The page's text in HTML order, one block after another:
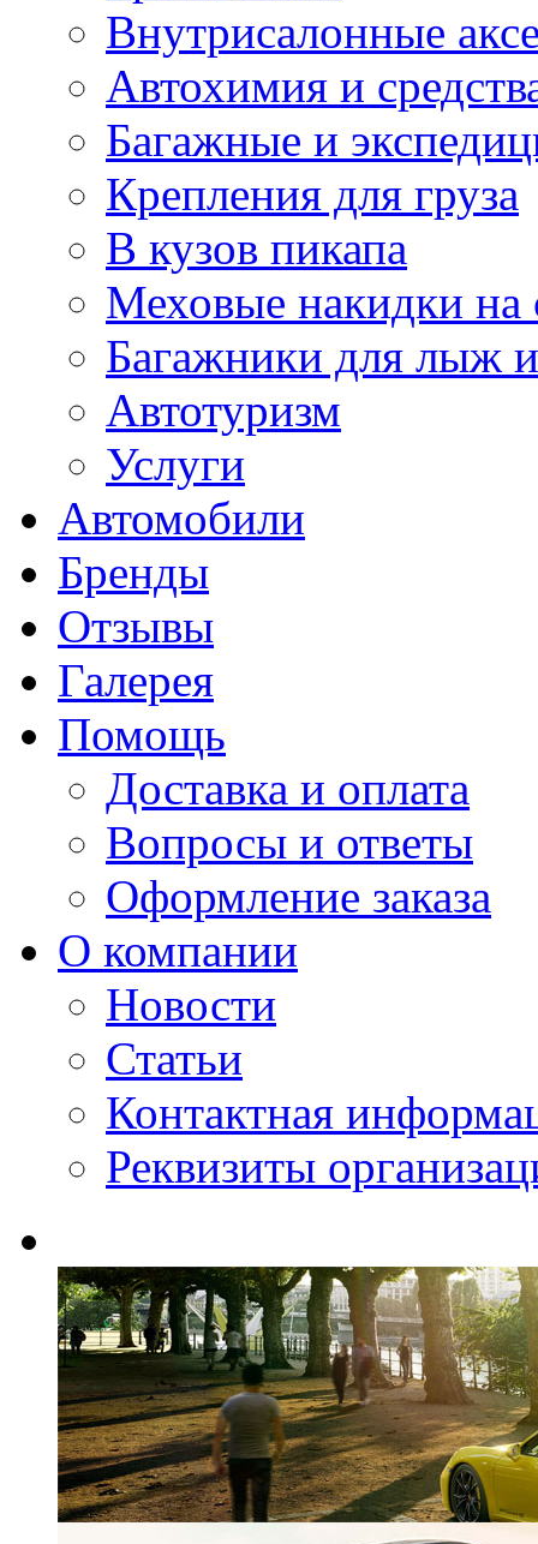
Внутрисалонные
Автохимия и
Багажные и
Крепления для груза
В кузов пикапа
Меховые накидки на
Багажники для лыж
Автотуризм
Услуги
Автомобили
Бренды
Отзывы
Галерея
Помощь
Доставка и оплата
Вопросы и ответы
Оформление заказа
О компании
Новости
Статьи
Контактная
Реквизиты